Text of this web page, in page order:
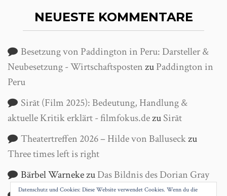
NEUESTE KOMMENTARE
Besetzung von Paddington in Peru: Darsteller &
Neubesetzung - WirtschaftspostenzuPaddington in
Peru
Sirāt (Film 2025): Bedeutung, Handlung &
aktuelle Kritik erklärt - filmfokus.dezuSirāt
Theatertreffen 2026 – Hilde von Balluseckzu
Three times left is right
Bärbel WarnekezuDas Bildnis des Dorian Gray
Datenschutz und Cookies: Diese Website verwendet Cookies. Wenn du die